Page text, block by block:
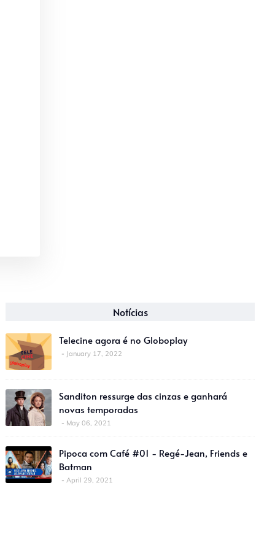
Notícias
Telecine agora é no Globoplay
January 17, 2022
Sanditon ressurge das cinzas e ganhará
novas temporadas
May 06, 2021
Pipoca com Café #01 - Regé-Jean, Friends e
Batman
April 29, 2021